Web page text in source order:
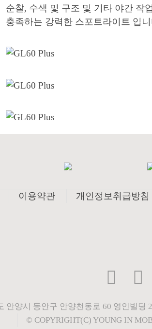
순찰, 수색 및 구조 및 기타 야간 작
충족하는 강력한 스포트라이트 입
이용약관 개인정보취급방침
안양시 동안구 안양천동로 60 영인빌딩
© COPYRIGHT(C) YOUNG IN